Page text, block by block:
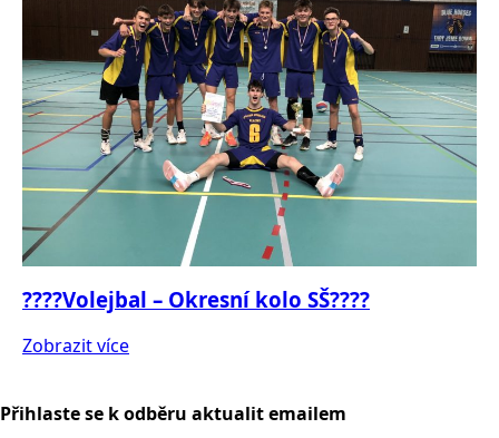
????Volejbal – Okresní kolo SŠ????
Zobrazit více
Přihlaste se k odběru aktualit emailem